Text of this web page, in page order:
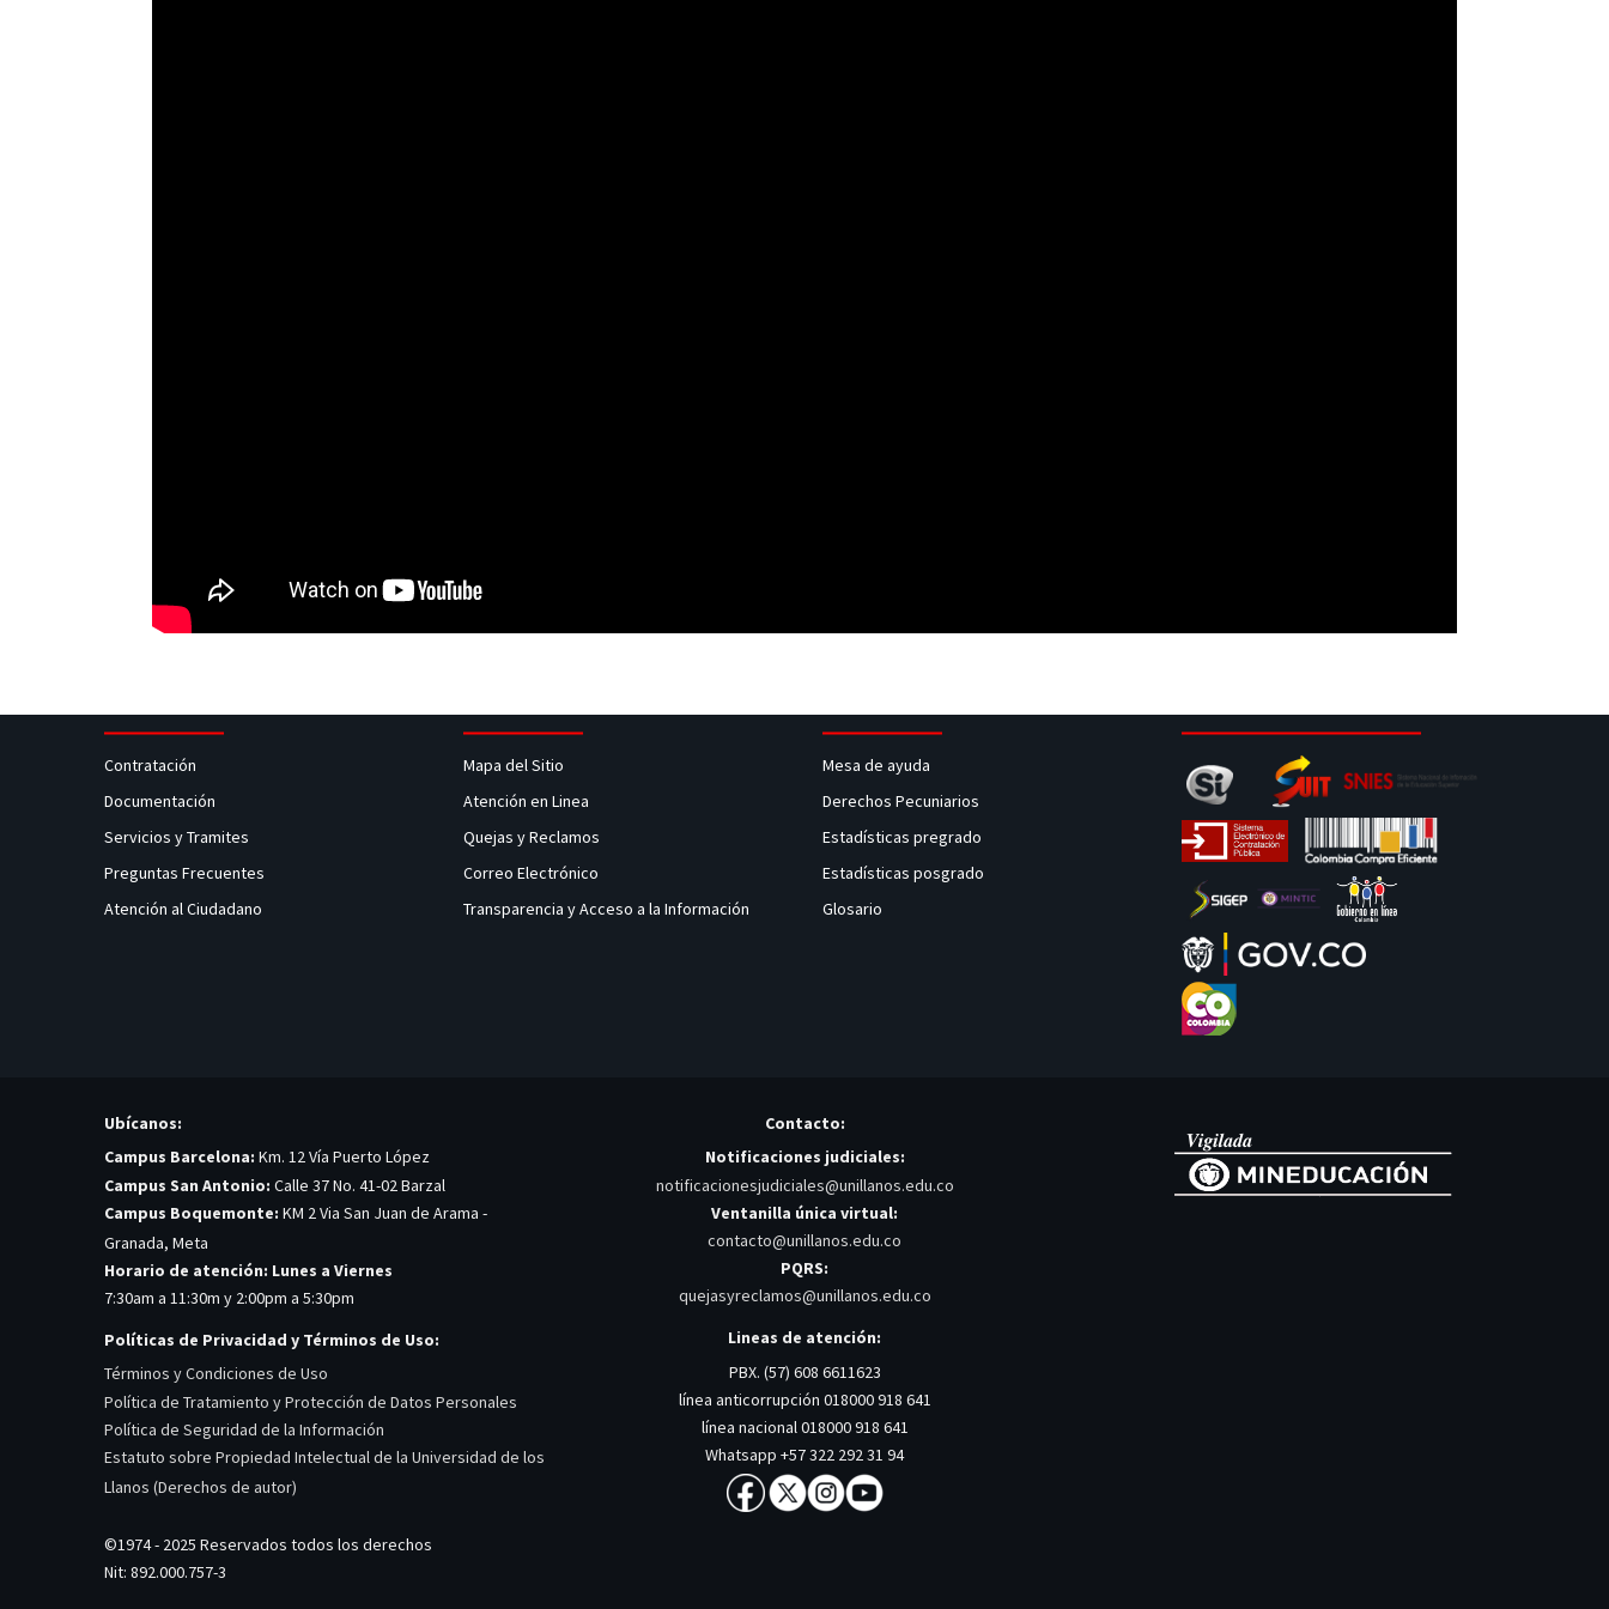
Contratación
Documentación
Servicios y Tramites
Preguntas Frecuentes
Atención al Ciudadano
Mapa del Sitio
Atención en Linea
Quejas y Reclamos
Correo Electrónico
Transparencia y Acceso a la Información
Mesa de ayuda
Derechos Pecuniarios
Estadísticas pregrado
Estadísticas posgrado
Glosario
Ubícanos:
Campus Barcelona: Km. 12 Vía Puerto López
Campus San Antonio: Calle 37 No. 41-02 Barzal
Campus Boquemonte: KM 2 Via San Juan de Arama -
Granada, Meta
Horario de atención: Lunes a Viernes
7:30am a 11:30m y 2:00pm a 5:30pm
Políticas de Privacidad y Términos de Uso:
Términos y Condiciones de Uso
Política de Tratamiento y Protección de Datos Personales
Política de Seguridad de la Información
Estatuto sobre Propiedad Intelectual de la Universidad de los
Llanos (Derechos de autor)
©1974 - 2025 Reservados todos los derechos
Nit: 892.000.757-3
Contacto:
Notificaciones judiciales:
notificacionesjudiciales@unillanos.edu.co
Ventanilla única virtual:
contacto@unillanos.edu.co
PQRS:
quejasyreclamos@unillanos.edu.co
Lineas de atención:
PBX. (57) 608 6611623
línea anticorrupción 018000 918 641
línea nacional 018000 918 641
Whatsapp +57 322 292 31 94